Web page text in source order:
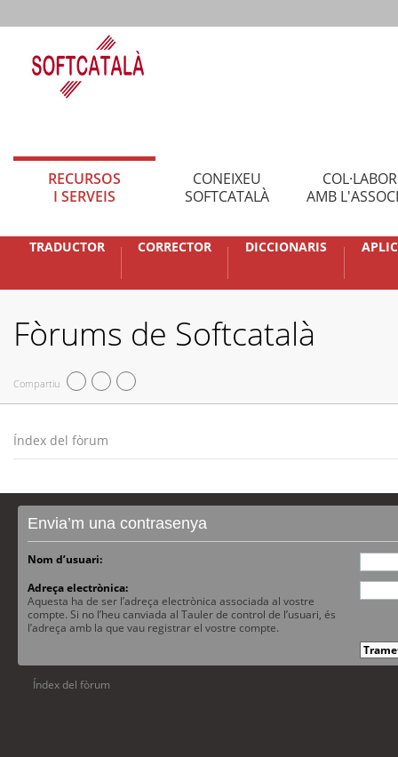
RECURSOS
I SERVEIS
CONEIXEU
SOFTCATALÀ
AMB
TRADUCTOR CORRECTOR DICCIONARIS
Fòrums de Softcatalà
Compartiu
Índex del fòrum
Envia’m una contrasenya
Nom d’usuari:
Adreça electrònica:
Aquesta ha de ser l’adreça electrònica associada al vostre
compte. Si no l’heu canviada al Tauler de control de l’usuari, és
l’adreça amb la que vau registrar el vostre compte.
Índex del fòrum